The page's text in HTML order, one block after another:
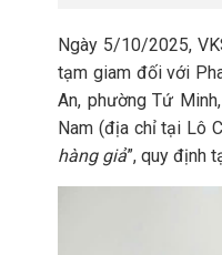
Ngày 5/10/2025,
tạm giam đối với
An, phường Tứ
Nam (địa chỉ tại Lô
hàng giả”, quy định